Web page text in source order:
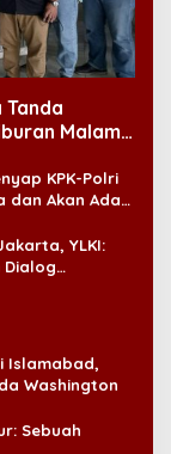
Malam
KPK-Polri
dan Akan Ada
YLKI:
Dialog
Islamabad,
Washington
Sebuah